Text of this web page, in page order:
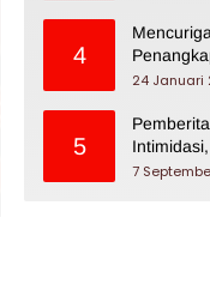
4
Disita
24 Januari
5
Dikecam
7